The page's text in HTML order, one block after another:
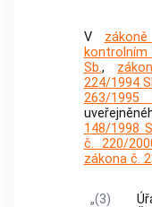
V
kontrolním
Sb.,
224/1994
263/1995
148/1998
č. 220/
zákona č.
„(3)